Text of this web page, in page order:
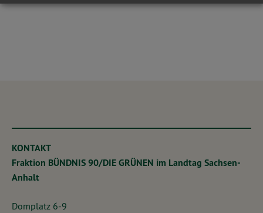
KONTAKT
Fraktion BÜNDNIS 90/DIE GRÜNEN im Landtag Sachsen-
Anhalt
Domplatz 6-9